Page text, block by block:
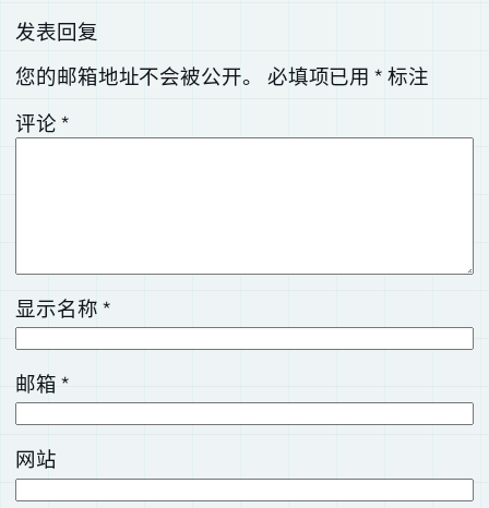
发表回复
您的邮箱地址不会被公开。
必填项已用*标注
评论*
显示名称*
邮箱*
网站